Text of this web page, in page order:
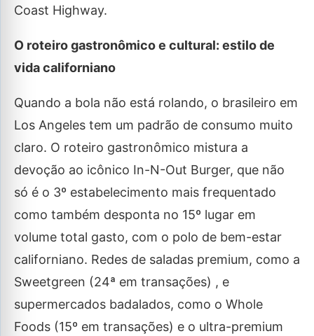
Coast Highway.
O roteiro gastronômico e cultural: estilo de
vida californiano
Quando a bola não está rolando, o brasileiro em
Los Angeles tem um padrão de consumo muito
claro. O roteiro gastronômico mistura a
devoção ao icônico In-N-Out Burger, que não
só é o 3º estabelecimento mais frequentado
como também desponta no 15º lugar em
volume total gasto, com o polo de bem-estar
californiano. Redes de saladas premium, como a
Sweetgreen (24ª em transações) , e
supermercados badalados, como o Whole
Foods (15º em transações) e o ultra-premium